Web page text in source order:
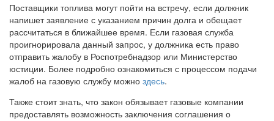
Поставщики топлива могут пойти на встречу, если должник
напишет заявление с указанием причин долга и обещает
рассчитаться в ближайшее время. Если газовая служба
проигнорировала данный запрос, у должника есть право
отправить жалобу в Роспотребнадзор или Министерство
юстиции. Более подробно ознакомиться с процессом подачи
жалоб на газовую службу можно здесь.
Также стоит знать, что закон обязывает газовые компании
предоставлять возможность заключения соглашения о